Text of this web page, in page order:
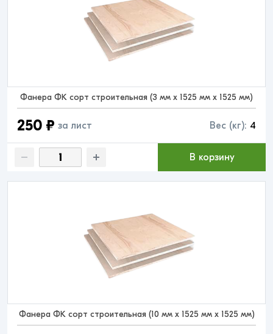
Фанера ФК сорт строительная (3 мм x 1525 мм x 1525 мм)
250 ₽ за лист Вес (кг): 4
В корзину
Фанера ФК сорт строительная (10 мм x 1525 мм x 1525 мм)